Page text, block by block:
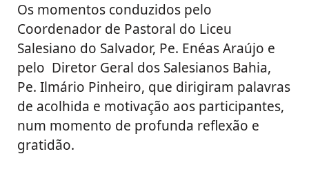
Os momentos conduzidos pelo
Coordenador de Pastoral do Liceu
Salesiano do Salvador, Pe. Enéas Araújo e
pelo Diretor Geral dos Salesianos Bahia,
Pe. Ilmário Pinheiro, que dirigiram palavras
de acolhida e motivação aos participantes,
num momento de profunda reflexão e
gratidão.